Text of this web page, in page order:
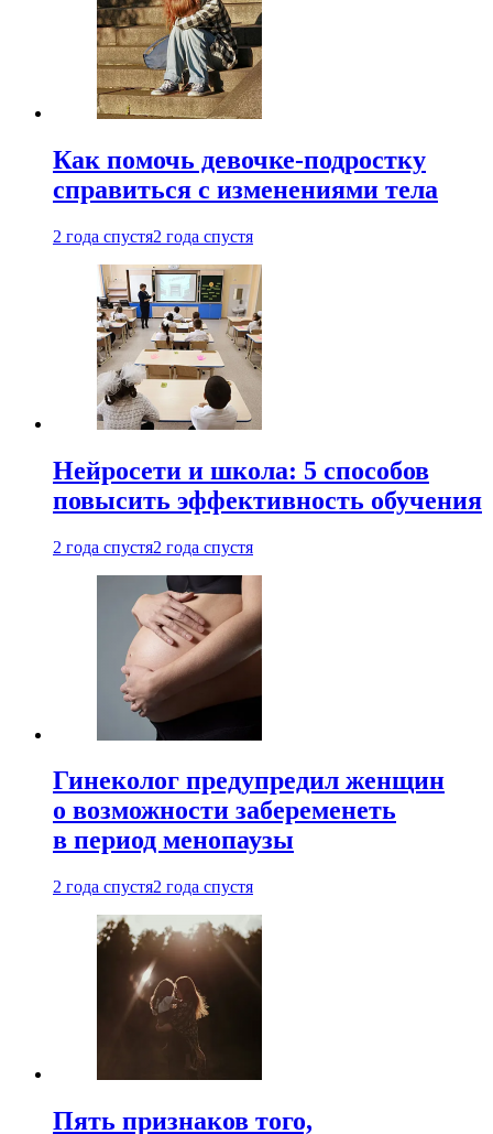
Как помочь девочке-подростку
справиться с изменениями тела
2 года спустя2 года спустя
Нейросети и школа: 5 способов
повысить эффективность обучения
2 года спустя2 года спустя
Гинеколог предупредил женщин
о возможности забеременеть
в период менопаузы
2 года спустя2 года спустя
Пять признаков того,